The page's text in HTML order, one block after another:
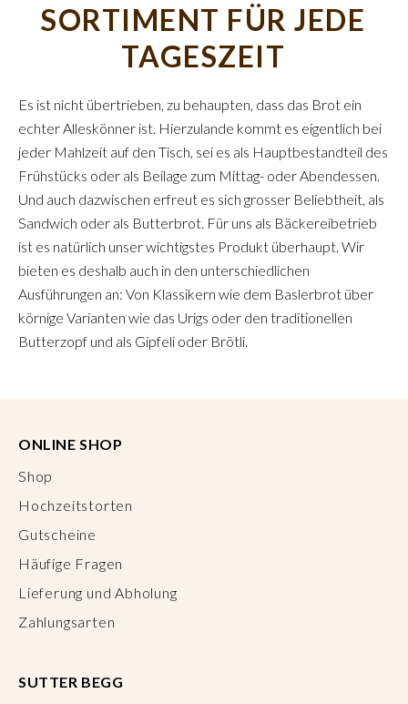
SORTIMENT FÜR JEDE
TAGESZEIT
Es ist nicht übertrieben, zu behaupten, dass das Brot ein
echter Alleskönner ist. Hierzulande kommt es eigentlich bei
jeder Mahlzeit auf den Tisch, sei es als Hauptbestandteil des
Frühstücks oder als Beilage zum Mittag- oder Abendessen.
Und auch dazwischen erfreut es sich grosser Beliebtheit, als
Sandwich oder als Butterbrot. Für uns als Bäckereibetrieb
ist es natürlich unser wichtigstes Produkt überhaupt. Wir
bieten es deshalb auch in den unterschiedlichen
Ausführungen an: Von Klassikern wie dem Baslerbrot über
körnige Varianten wie das Urigs oder den traditionellen
Butterzopf und als Gipfeli oder Brötli.
ONLINE SHOP
Shop
Hochzeitstorten
Gutscheine
Häufige Fragen
Lieferung und Abholung
Zahlungsarten
SUTTER BEGG